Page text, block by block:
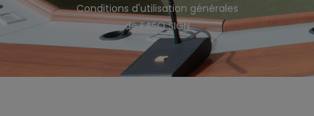
Conditions d'utilisation générales
de FASO SIGN